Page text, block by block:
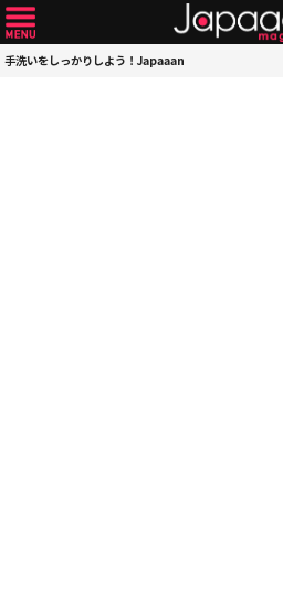
手洗いをしっかりしよう！Japaaan